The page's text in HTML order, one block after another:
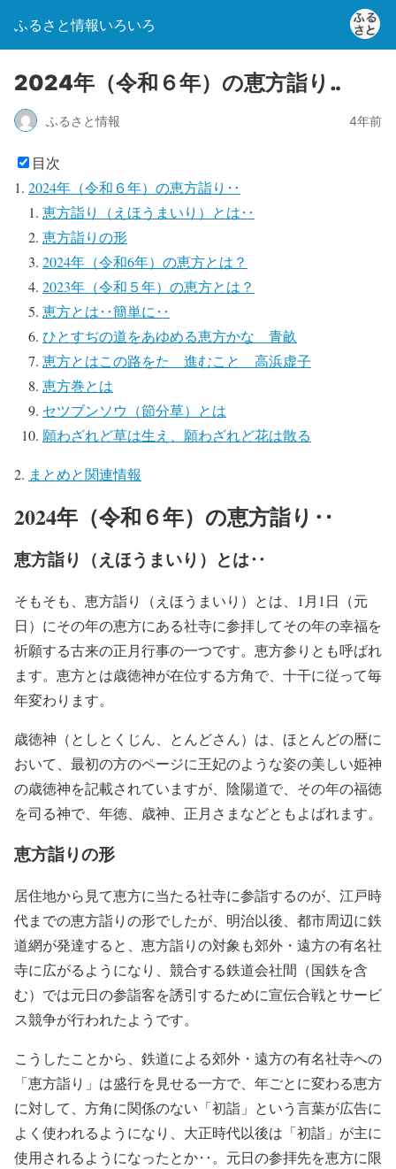
ふるさと情報いろいろ
2024年（令和６年）の恵方詣り‥
ふるさと情報 4年前
目次
2024年（令和６年）の恵方詣り‥
恵方詣り（えほうまいり）とは‥
恵方詣りの形
2024年（令和6年）の恵方とは？
2023年（令和５年）の恵方とは？
恵方とは‥簡単に‥
ひとすぢの道をあゆめる恵方かな 青畝
恵方とはこの路をたゞ進むこと 高浜虚子
恵方巻とは
セツブンソウ（節分草）とは
願わざれど草は生え、願わざれど花は散る
まとめと関連情報
2024年（令和６年）の恵方詣り‥
恵方詣り（えほうまいり）とは‥
そもそも、恵方詣り（えほうまいり）とは、1月1日（元
日）にその年の恵方にある社寺に参拝してその年の幸福を
祈願する古来の正月行事の一つです。恵方参りとも呼ばれ
ます。恵方とは歳徳神が在位する方角で、十干に従って毎
年変わります。
歳徳神（としとくじん、とんどさん）は、ほとんどの暦に
おいて、最初の方のページに王妃のような姿の美しい姫神
の歳徳神を記載されていますが、陰陽道で、その年の福徳
を司る神で、年徳、歳神、正月さまなどともよばれます。
恵方詣りの形
居住地から見て恵方に当たる社寺に参詣するのが、江戸時
代までの恵方詣りの形でしたが、明治以後、都市周辺に鉄
道網が発達すると、恵方詣りの対象も郊外・遠方の有名社
寺に広がるようになり、競合する鉄道会社間（国鉄を含
む）では元日の参詣客を誘引するために宣伝合戦とサービ
ス競争が行われたようです。
こうしたことから、鉄道による郊外・遠方の有名社寺への
「恵方詣り」は盛行を見せる一方で、年ごとに変わる恵方
に対して、方角に関係のない「初詣」という言葉が広告に
よく使われるようになり、大正時代以後は「初詣」が主に
使用されるようになったとか‥。元日の参拝先を恵方に限